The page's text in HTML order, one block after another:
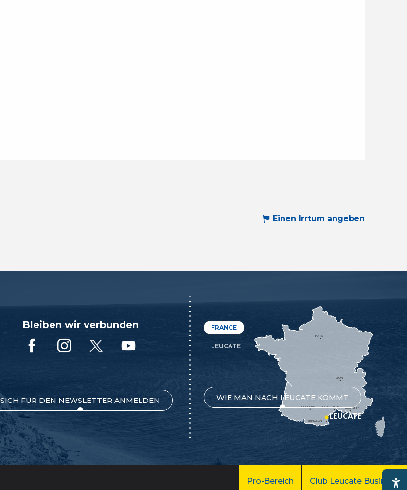
Einen Irrtum angeben
Bleiben wir verbunden
SICH FÜR DEN NEWSLETTER ANMELDEN
FRANCE
LEUCATE
WIE MAN NACH LEUCATE KOMMT
MONTPELLIER
PERPIGNAN
MARSEILLE
TOULOUSE
LYON
PARIS
LEUCATE
Pro-Bereich Club Leucate Business